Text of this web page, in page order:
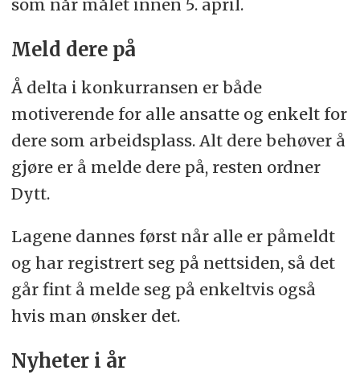
som når målet innen 5. april.
Meld dere på
Å delta i konkurransen er både
motiverende for alle ansatte og enkelt for
dere som arbeidsplass. Alt dere behøver å
gjøre er å melde dere på, resten ordner
Dytt.
Lagene dannes først når alle er påmeldt
og har registrert seg på nettsiden, så det
går fint å melde seg på enkeltvis også
hvis man ønsker det.
Nyheter i år